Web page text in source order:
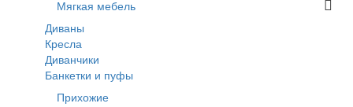
Мягкая мебель
Диваны
Кресла
Диванчики
Банкетки и пуфы
Прихожие